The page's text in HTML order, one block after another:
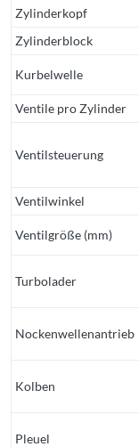
Zylinderkopf
Zylinderblock
Kurbelwelle
Ventile pro Zylinder
Ventilsteuerung
Ventilwinkel
Ventilgröße (mm)
Turbolader
Nockenwellenantrieb
Kolben
Pleuel